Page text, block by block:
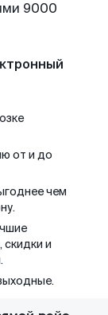
9000
от и до
чем
и